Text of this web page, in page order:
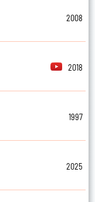
2008
2018
1997
2025